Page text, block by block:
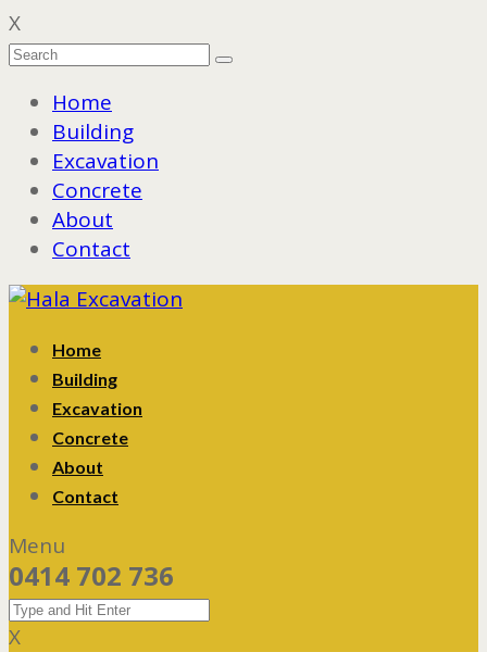
X
Home
Building
Excavation
Concrete
About
Contact
Home
Building
Excavation
Concrete
About
Contact
Menu
0414 702 736
X